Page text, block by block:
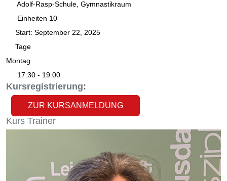
Adolf-Rasp-Schule, Gymnastikraum
Einheiten 10
Start: September 22, 2025
Tage
Montag
17:30 - 19:00
Kursregistrierung:
ZUR KURSANMELDUNG
Kurs Trainer